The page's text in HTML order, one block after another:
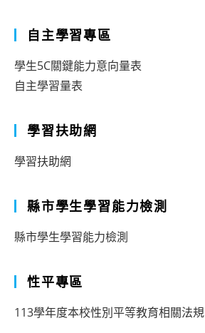
自主學習專區
學生5C關鍵能力意向量表
自主學習量表
學習扶助網
學習扶助網
縣市學生學習能力檢測
縣市學生學習能力檢測
性平專區
113學年度本校性別平等教育相關法規